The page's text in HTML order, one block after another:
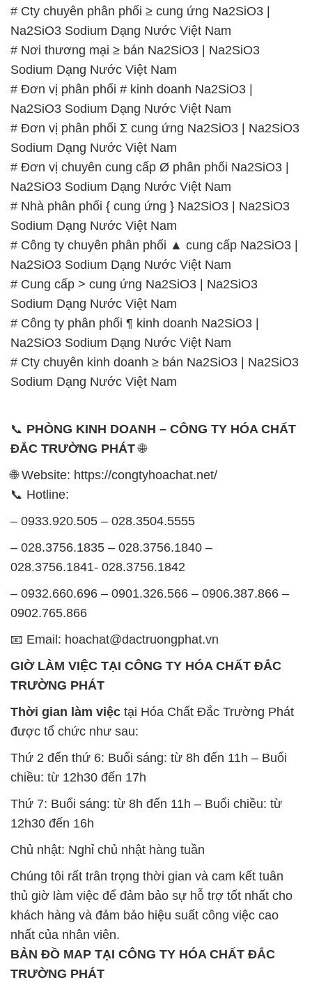
# Cty chuyên phân phối ≥ cung ứng Na2SiO3 |
Na2SiO3 Sodium Dạng Nước Việt Nam
# Nơi thương mại ≥ bán Na2SiO3 | Na2SiO3
Sodium Dạng Nước Việt Nam
# Đơn vị phân phối # kinh doanh Na2SiO3 |
Na2SiO3 Sodium Dạng Nước Việt Nam
# Đơn vị phân phối Σ cung ứng Na2SiO3 | Na2SiO3
Sodium Dạng Nước Việt Nam
# Đơn vị chuyên cung cấp Ø phân phối Na2SiO3 |
Na2SiO3 Sodium Dạng Nước Việt Nam
# Nhà phân phối { cung ứng } Na2SiO3 | Na2SiO3
Sodium Dạng Nước Việt Nam
# Công ty chuyên phân phối ▲ cung cấp Na2SiO3 |
Na2SiO3 Sodium Dạng Nước Việt Nam
# Cung cấp > cung ứng Na2SiO3 | Na2SiO3
Sodium Dạng Nước Việt Nam
# Công ty phân phối ¶ kinh doanh Na2SiO3 |
Na2SiO3 Sodium Dạng Nước Việt Nam
# Cty chuyên kinh doanh ≥ bán Na2SiO3 | Na2SiO3
Sodium Dạng Nước Việt Nam
📞 PHÒNG KINH DOANH – CÔNG TY HÓA CHẤT
ĐẮC TRƯỜNG PHÁT🌐
🌐 Website: https://congtyhoachat.net/
📞 Hotline:
– 0933.920.505 – 028.3504.5555
– 028.3756.1835 – 028.3756.1840 –
028.3756.1841- 028.3756.1842
– 0932.660.696 – 0901.326.566 – 0906.387.866 –
0902.765.866
📧 Email: hoachat@dactruongphat.vn
GIỜ LÀM VIỆC TẠI CÔNG TY HÓA CHẤT ĐẮC
TRƯỜNG PHÁT
Thời gian làm việc tại Hóa Chất Đắc Trường Phát
được tổ chức như sau:
Thứ 2 đến thứ 6: Buổi sáng: từ 8h đến 11h – Buổi
chiều: từ 12h30 đến 17h
Thứ 7: Buổi sáng: từ 8h đến 11h – Buổi chiều: từ
12h30 đến 16h
Chủ nhật: Nghỉ chủ nhật hàng tuần
Chúng tôi rất trân trọng thời gian và cam kết tuân
thủ giờ làm việc để đảm bảo sự hỗ trợ tốt nhất cho
khách hàng và đảm bảo hiệu suất công việc cao
nhất của nhân viên.
BẢN ĐỒ MAP TẠI CÔNG TY HÓA CHẤT ĐẮC
TRƯỜNG PHÁT